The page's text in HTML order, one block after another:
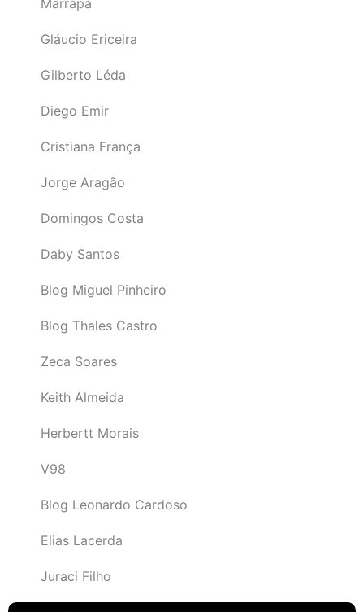
Gláucio Ericeira
Gilberto Léda
Diego Emir
Cristiana França
Jorge Aragão
Domingos Costa
Daby Santos
Blog Miguel Pinheiro
Blog Thales Castro
Zeca Soares
Keith Almeida
Herbertt Morais
V98
Blog Leonardo Cardoso
Elias Lacerda
Juraci Filho